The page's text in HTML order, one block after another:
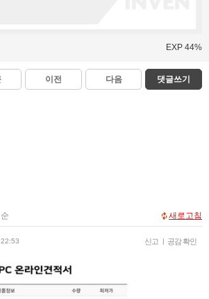
EXP 44%
이전 다음 댓글쓰기
새로고침
신고 공감 확인